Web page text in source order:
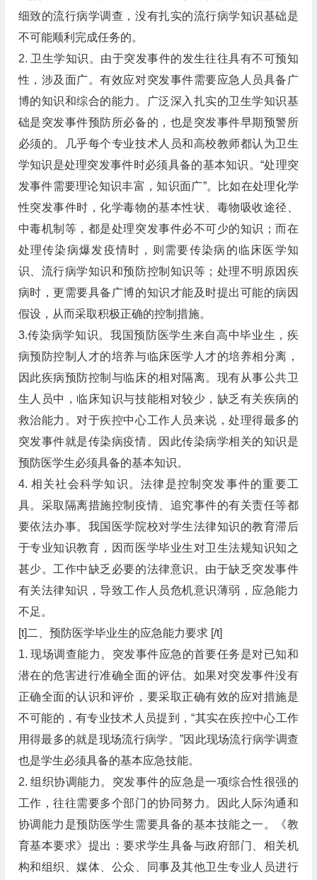
细致的流行病学调查，没有扎实的流行病学知识基础是
不可能顺利完成任务的。
2. 卫生学知识。由于突发事件的发生往往具有不可预知
性，涉及面广。有效应对突发事件需要应急人员具备广
博的知识和综合的能力。广泛深入扎实的卫生学知识基
础是突发事件预防所必备的，也是突发事件早期预警所
必须的。几乎每个专业技术人员和高校教师都认为卫生
学知识是处理突发事件时必须具备的基本知识。“处理突
发事件需要理论知识丰富，知识面广”。比如在处理化学
性突发事件时，化学毒物的基本性状、毒物吸收途径、
中毒机制等，都是处理突发事件必不可少的知识；而在
处理传染病爆发疫情时，则需要传染病的临床医学知
识、流行病学知识和预防控制知识等；处理不明原因疾
病时，更需要具备广博的知识才能及时提出可能的病因
假设，从而采取积极正确的控制措施。
3.传染病学知识。我国预防医学生来自高中毕业生，疾
病预防控制人才的培养与临床医学人才的培养相分离，
因此疾病预防控制与临床的相对隔离。现有从事公共卫
生人员中，临床知识与技能相对较少，缺乏有关疾病的
救治能力。对于疾控中心工作人员来说，处理得最多的
突发事件就是传染病疫情。因此传染病学相关的知识是
预防医学生必须具备的基本知识。
4. 相关社会科学知识。法律是控制突发事件的重要工
具。采取隔离措施控制疫情、追究事件的有关责任等都
要依法办事。我国医学院校对学生法律知识的教育滞后
于专业知识教育，因而医学毕业生对卫生法规知识知之
甚少。工作中缺乏必要的法律意识。由于缺乏突发事件
有关法律知识，导致工作人员危机意识薄弱，应急能力
不足。
[t]二、预防医学毕业生的应急能力要求 [/t]
1. 现场调查能力。突发事件应急的首要任务是对已知和
潜在的危害进行准确全面的评估。如果对突发事件没有
正确全面的认识和评价，要采取正确有效的应对措施是
不可能的，有专业技术人员提到，“其实在疾控中心工作
用得最多的就是现场流行病学。”因此现场流行病学调查
也是学生必须具备的基本应急技能。
2. 组织协调能力。突发事件的应急是一项综合性很强的
工作，往往需要多个部门的协同努力。因此人际沟通和
协调能力是预防医学生需要具备的基本技能之一。《教
育基本要求》提出：要求学生具备与政府部门、相关机
构和组织、媒体、公众、同事及其他卫生专业人员进行